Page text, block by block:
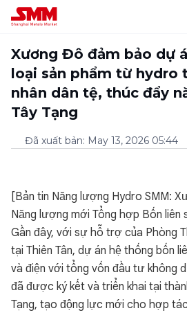
Xương Đô đảm bảo dự
loại sản phẩm từ hydro
nhân dân tệ, thúc đẩy
Tây Tạng
Đã xuất bản: May 13, 2026 05:44
[Bản tin Năng lượng Hydro SMM:
Năng lượng mới Tổng hợp Bốn liên
Gần đây, với sự hỗ trợ của Phòng
tại Thiên Tân, dự án hệ thống bốn
và điện với tổng vốn đầu tư không
đã được ký kết và triển khai tại
Tạng, tạo động lực mới cho hợp